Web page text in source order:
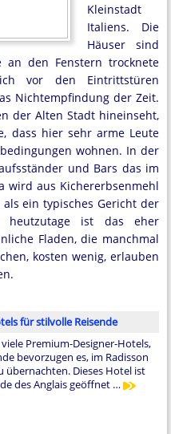
Kleinstadt
Italiens. Die
Häuser sind
an den Fenstern trocknete
vor den Eintrittstüren
Nichtempfindung der Zeit.
der Alten Stadt hineinseht,
dass hier sehr arme Leute
wohnen. In der
und Bars das im
wird aus Kichererbsenmehl
ein typisches Gericht der
heutzutage ist das eher
Fladen, die manchmal
kosten wenig, erlauben
für stilvolle Reisende
Premium-Designer-Hotels,
bevorzugen es, im Radisson
übernachten. Dieses Hotel ist
des Anglais geöffnet …